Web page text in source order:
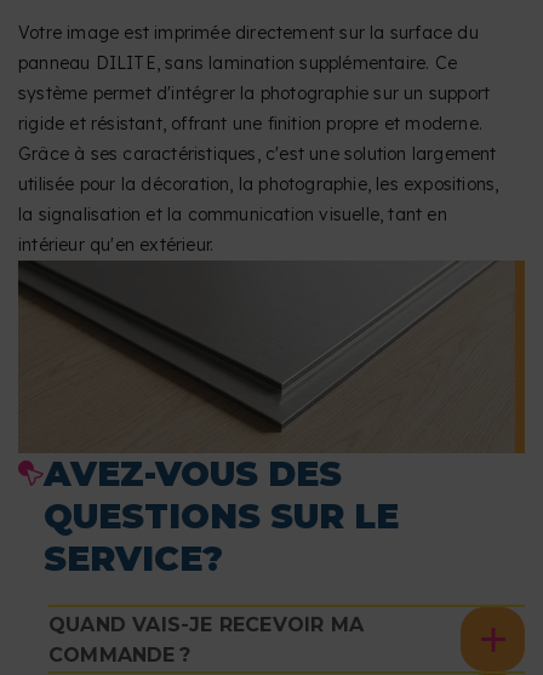
Votre image est imprimée directement sur la surface du
panneau DILITE, sans lamination supplémentaire. Ce
système permet d'intégrer la photographie sur un support
rigide et résistant, offrant une finition propre et moderne.
Grâce à ses caractéristiques, c'est une solution largement
utilisée pour la décoration, la photographie, les expositions,
la signalisation et la communication visuelle, tant en
intérieur qu'en extérieur.
AVEZ-VOUS DES
QUESTIONS SUR LE
SERVICE?
QUAND VAIS-JE RECEVOIR MA
COMMANDE ?